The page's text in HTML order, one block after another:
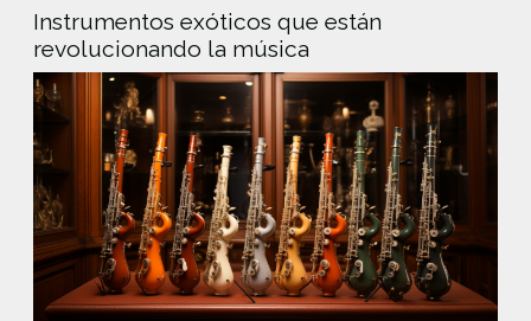
Instrumentos exóticos que están
revolucionando la música